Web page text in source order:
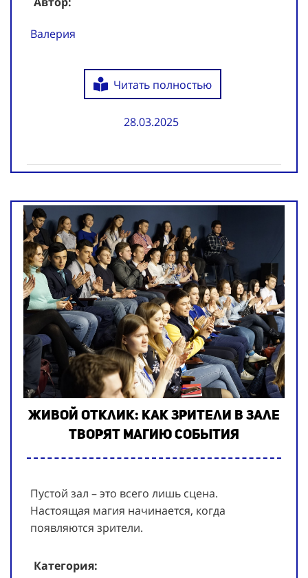
Валерия
Читать полностью
28.03.2025
Живой отклик: как зрители в зале
творят магию события
Пустой зал – это всего лишь сцена.
Настоящая магия начинается, когда
появляются зрители.
Категория: